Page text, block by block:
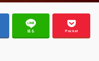
送る Pocket